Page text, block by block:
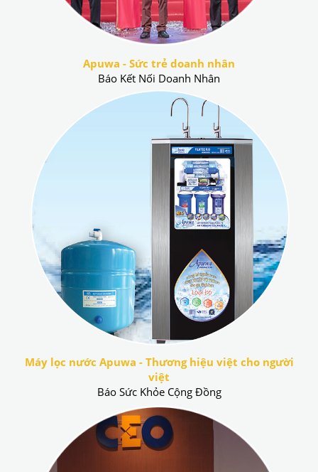
Apuwa - Sức trẻ doanh nhân
Báo Kết Nối Doanh Nhân
Máy lọc nước Apuwa - Thương hiệu việt cho người
việt
Báo Sức Khỏe Cộng Đồng